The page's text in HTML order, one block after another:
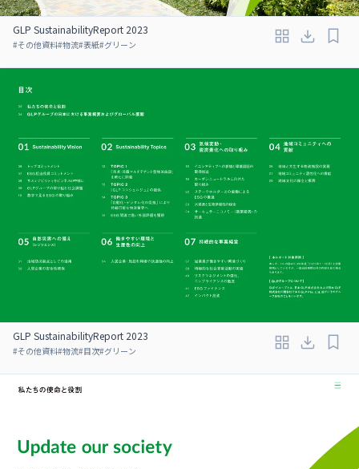
GLP SustainabilityReport 2023
#その他資料#物流#表紙#グリーン
GLP SustainabilityReport 2023
#その他資料#物流#目次#グリーン